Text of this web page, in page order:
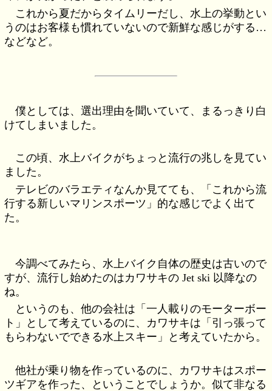
これから夏だからタイムリーだし、水上の挙動とい
うのはお客様も慣れていないので新鮮な感じがする…
などなど。
僕としては、選出理由を聞いていて、まるっきり白
けてしまいました。
この頃、水上バイクがちょっと流行の兆しを見てい
ました。
テレビのバラエティなんか見てても、「これから流
行する新しいマリンスポーツ」的な感じでよく出て
た。
今調べてみたら、水上バイク自体の歴史は古いので
すが、流行し始めたのはカワサキの Jet ski 以降なの
ね。
というのも、他の会社は「一人載りのモーターボー
ト」として考えているのに、カワサキは「引っ張って
もらわないでできる水上スキー」と考えていたから。
他社が乗り物を作っているのに、カワサキはスポー
ツギアを作った、ということでしょうか。似て非なる